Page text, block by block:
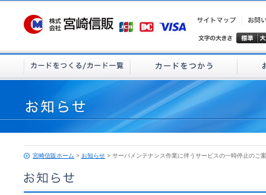
宮崎信販ホーム > お知らせ > サーバメンテナンス作業に伴うサービスの一時停止のご